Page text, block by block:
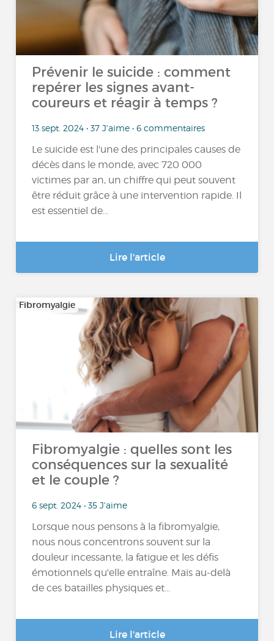
Prévenir le suicide : comment
repérer les signes avant-
coureurs et réagir à temps ?
13 sept. 2024 • 37 J'aime • 6 commentaires
Le suicide est l'une des principales causes de
décès dans le monde, avec 720 000
victimes par an, un chiffre qui peut souvent
être réduit grâce à une intervention rapide. Il
est essentiel de...
Lire l'article
Fibromyalgie
Fibromyalgie : quelles sont les
conséquences sur la sexualité
et le couple ?
6 sept. 2024 • 35 J'aime
Lorsque nous pensons à la fibromyalgie,
nous nous concentrons souvent sur la
douleur incessante, la fatigue et les défis
émotionnels qu'elle entraîne. Mais au-delà
de ces batailles physiques et...
Lire l'article